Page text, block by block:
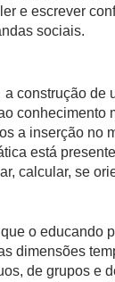
e escrever
sociais.
construção de
conhecimento
a inserção no
está
calcular, se
o educando
dimensões
de grupos e